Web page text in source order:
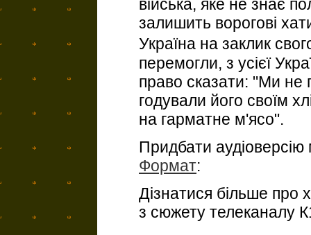
війська, яке не знає
залишить ворогові
Україна на заклик
перемогли, з усієї
право сказати: "Ми не
годували його своїм
на гарматне м'ясо".
Придбати
Формат:
Дізнатися більше про
з сюжету телеканалу